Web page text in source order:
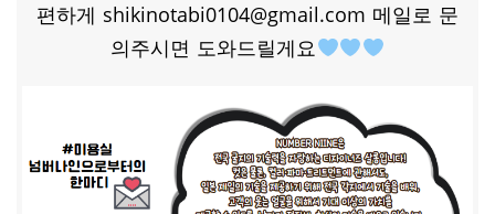
편하게 shikinotabi0104@gmail.com 메일로 문
의주시면 도와드릴게요